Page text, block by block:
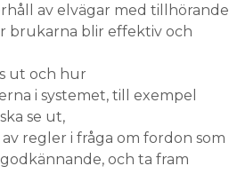
av elvägar med tillhörande
brukarna blir effektiv och
ut och hur
i systemet, till exempel
se ut,
regler i fråga om fordon som
och ta fram